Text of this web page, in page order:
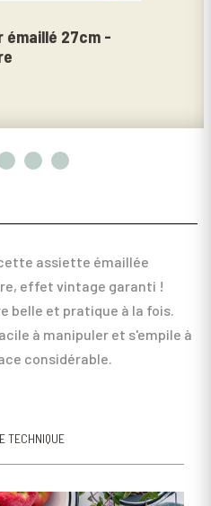
27cm -
assiette émaillée
effet vintage garanti !
belle et pratique à la fois.
à manipuler et s'empile à
considérable.
TECHNIQUE